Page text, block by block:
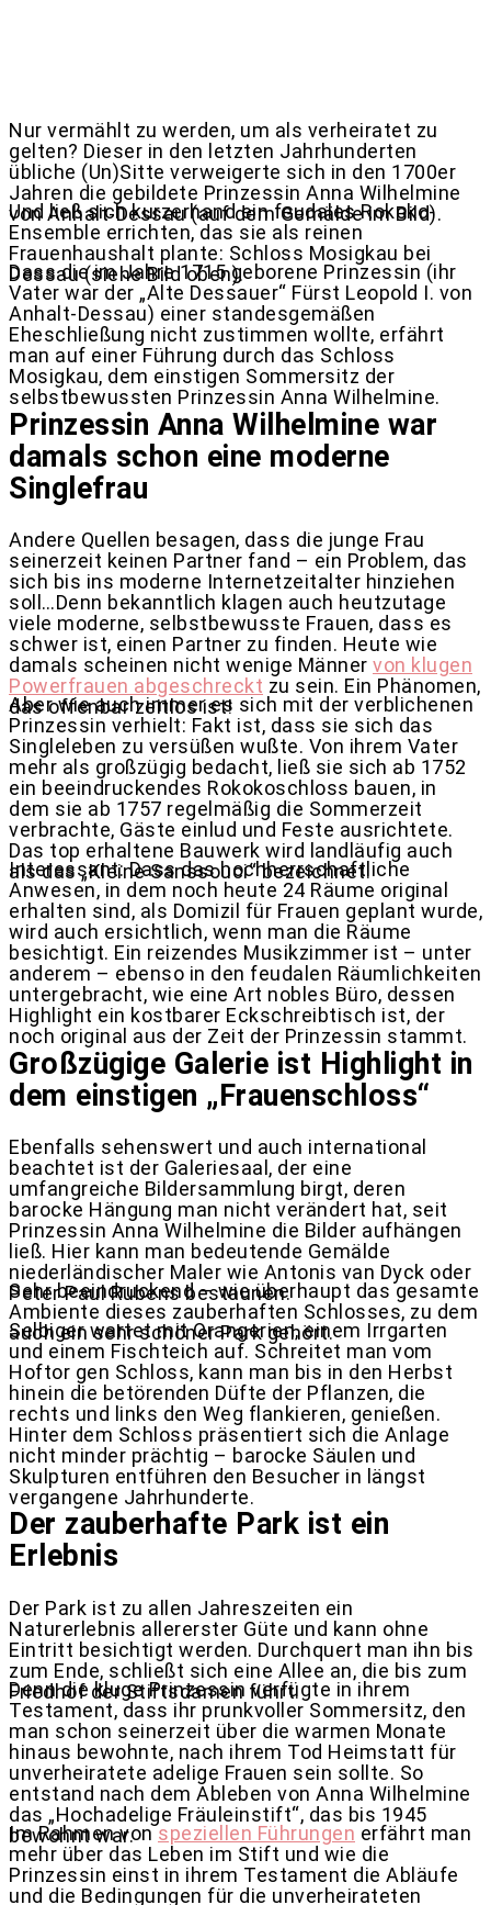
Nur vermählt zu werden, um als verheiratet zu
gelten? Dieser in den letzten Jahrhunderten
übliche (Un)Sitte verweigerte sich in den 1700er
Jahren die gebildete Prinzessin Anna Wilhelmine
von Anhalt-Dessau (auf dem Gemälde im Bild).
Und ließ sich kurzerhand ein feudales Rokoko-
Ensemble errichten, das sie als reinen
Frauenhaushalt plante: Schloss Mosigkau bei
Dessau (siehe Bild oben).
Dass die im Jahre 1715 geborene Prinzessin (ihr
Vater war der „Alte Dessauer“ Fürst Leopold I. von
Anhalt-Dessau) einer standesgemäßen
Eheschließung nicht zustimmen wollte, erfährt
man auf einer Führung durch das Schloss
Mosigkau, dem einstigen Sommersitz der
selbstbewussten Prinzessin Anna Wilhelmine.
Prinzessin Anna Wilhelmine war
damals schon eine moderne
Singlefrau
Andere Quellen besagen, dass die junge Frau
seinerzeit keinen Partner fand – ein Problem, das
sich bis ins moderne Internetzeitalter hinziehen
soll…Denn bekanntlich klagen auch heutzutage
viele moderne, selbstbewusste Frauen, dass es
schwer ist, einen Partner zu finden. Heute wie
damals scheinen nicht wenige Männer von klugen
Powerfrauen abgeschreckt zu sein. Ein Phänomen,
das offenbar zeitlos ist!
Aber wie auch immer es sich mit der verblichenen
Prinzessin verhielt: Fakt ist, dass sie sich das
Singleleben zu versüßen wußte. Von ihrem Vater
mehr als großzügig bedacht, ließ sie sich ab 1752
ein beeindruckendes Rokokoschloss bauen, in
dem sie ab 1757 regelmäßig die Sommerzeit
verbrachte, Gäste einlud und Feste ausrichtete.
Das top erhaltene Bauwerk wird landläufig auch
als das „Kleine Sanssouci“ bezeichnet.
Interessant: Dass das hochherrschaftliche
Anwesen, in dem noch heute 24 Räume original
erhalten sind, als Domizil für Frauen geplant wurde,
wird auch ersichtlich, wenn man die Räume
besichtigt. Ein reizendes Musikzimmer ist – unter
anderem – ebenso in den feudalen Räumlichkeiten
untergebracht, wie eine Art nobles Büro, dessen
Highlight ein kostbarer Eckschreibtisch ist, der
noch original aus der Zeit der Prinzessin stammt.
Großzügige Galerie ist Highlight in
dem einstigen „Frauenschloss“
Ebenfalls sehenswert und auch international
beachtet ist der Galeriesaal, der eine
umfangreiche Bildersammlung birgt, deren
barocke Hängung man nicht verändert hat, seit
Prinzessin Anna Wilhelmine die Bilder aufhängen
ließ. Hier kann man bedeutende Gemälde
niederländischer Maler wie Antonis van Dyck oder
Peter Paul Rubens bestaunen.
Sehr beeindruckend – wie überhaupt das gesamte
Ambiente dieses zauberhaften Schlosses, zu dem
auch ein sehr schöner Park gehört.
Selbiger wartet mit Orangerien, einem Irrgarten
und einem Fischteich auf. Schreitet man vom
Hoftor gen Schloss, kann man bis in den Herbst
hinein die betörenden Düfte der Pflanzen, die
rechts und links den Weg flankieren, genießen.
Hinter dem Schloss präsentiert sich die Anlage
nicht minder prächtig – barocke Säulen und
Skulpturen entführen den Besucher in längst
vergangene Jahrhunderte.
Der zauberhafte Park ist ein
Erlebnis
Der Park ist zu allen Jahreszeiten ein
Naturerlebnis allererster Güte und kann ohne
Eintritt besichtigt werden. Durchquert man ihn bis
zum Ende, schließt sich eine Allee an, die bis zum
Friedhof der Stiftsdamen führt.
Denn die kluge Prinzessin verfügte in ihrem
Testament, dass ihr prunkvoller Sommersitz, den
man schon seinerzeit über die warmen Monate
hinaus bewohnte, nach ihrem Tod Heimstatt für
unverheiratete adelige Frauen sein sollte. So
entstand nach dem Ableben von Anna Wilhelmine
das „Hochadelige Fräuleinstift“, das bis 1945
bewohnt war.
Im Rahmen vonspeziellen Führungen erfährt man
mehr über das Leben im Stift und wie die
Prinzessin einst in ihrem Testament die Abläufe
und die Bedingungen für die unverheirateten